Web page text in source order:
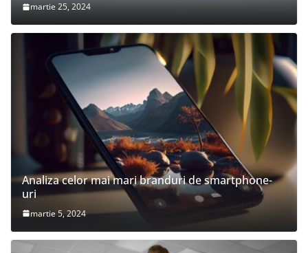
martie 25, 2024
Analiza celor mai mari branduri de smartphone-
uri
martie 5, 2024